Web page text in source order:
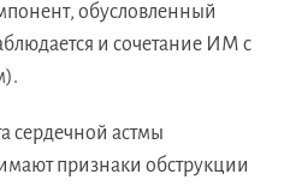
обусловленный
и сочетание ИМ с
сердечной астмы
признаки обструкции